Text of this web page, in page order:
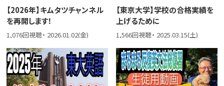
【2026年】キムタツチャンネル
を再開します！
1,076回視聴・ 2026.01.02(金)
【東京大学】学校の合格実績を
上げるために
1,566回視聴・ 2025.03.15(土)